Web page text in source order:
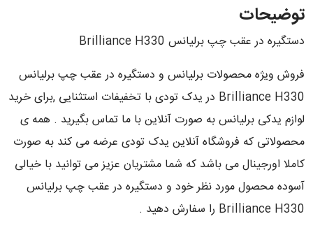
توضیحات
دستگیره در عقب چپ برلیانس Brilliance H330
فروش ویژه محصولات برلیانس و دستگیره در عقب چپ برلیانس
Brilliance H330 در یدک تودی با تخفیفات استثنایی ,برای خرید
لوازم یدکی برلیانس به صورت آنلاین با ما تماس بگیرید . همه ی
محصولاتی که فروشگاه آنلاین یدک تودی عرضه می کند به صورت
کاملا اورجینال می باشد که شما مشتریان عزیز می توانید با خیالی
آسوده محصول مورد نظر خود و دستگیره در عقب چپ برلیانس
Brilliance H330 را سفارش دهید .